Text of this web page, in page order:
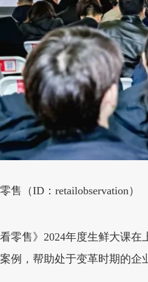
售（ID：retailobservation）
零售》2024年度生鲜大课
例，帮助处于变革时期的